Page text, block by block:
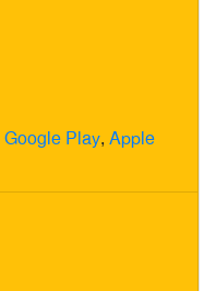
Google Play, Apple